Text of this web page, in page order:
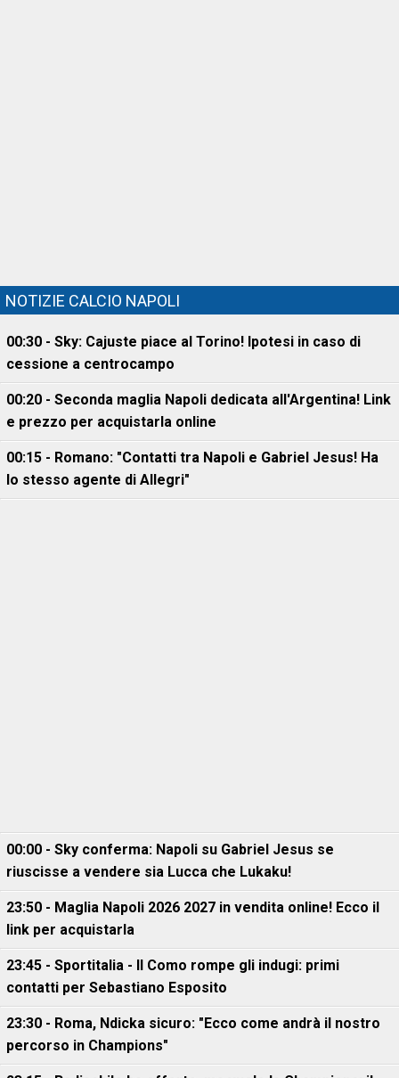
NOTIZIE CALCIO NAPOLI
00:30 - Sky: Cajuste piace al Torino! Ipotesi in caso di
cessione a centrocampo
00:20 - Seconda maglia Napoli dedicata all'Argentina! Link
e prezzo per acquistarla online
00:15 - Romano: "Contatti tra Napoli e Gabriel Jesus! Ha
lo stesso agente di Allegri"
00:00 - Sky conferma: Napoli su Gabriel Jesus se
riuscisse a vendere sia Lucca che Lukaku!
23:50 - Maglia Napoli 2026 2027 in vendita online! Ecco il
link per acquistarla
23:45 - Sportitalia - Il Como rompe gli indugi: primi
contatti per Sebastiano Esposito
23:30 - Roma, Ndicka sicuro: "Ecco come andrà il nostro
percorso in Champions"